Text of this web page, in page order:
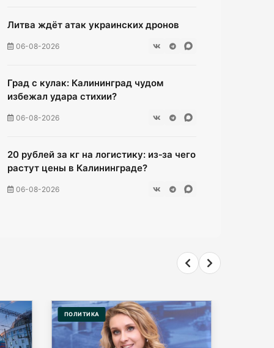
Литва ждёт атак украинских дронов
06-08-2026
Град с кулак: Калининград чудом
избежал удара стихии?
06-08-2026
20 рублей за кг на логистику: из‑за чего
растут цены в Калининграде?
06-08-2026
«Ад в вагоне»: Калининградцы в шоке
от условий поездки на поезде до
Москвы
06-08-2026
ПОЛИТИКА